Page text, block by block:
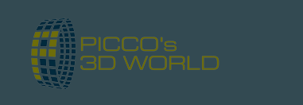
Hauptinhalt springen
Zur Suche springen
Zur Hauptnavigation springen